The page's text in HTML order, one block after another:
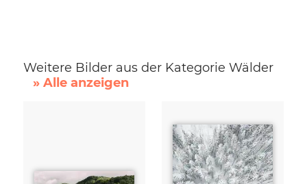
Weitere Bilder aus der Kategorie Wälder
» Alle anzeigen